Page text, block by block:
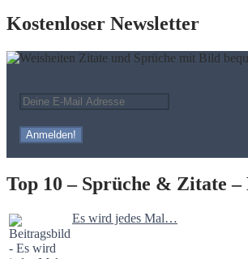
Kostenloser Newsletter
Top 10 – Sprüche & Zitate –
Es wird jedes Mal…